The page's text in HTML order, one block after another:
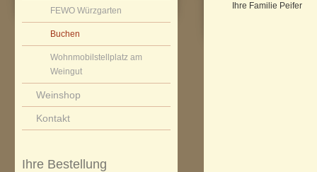
FEWO Würzgarten
Buchen
Wohnmobilstellplatz am
Weingut
Weinshop
Kontakt
Ihre Bestellung
Ihre Familie Peifer